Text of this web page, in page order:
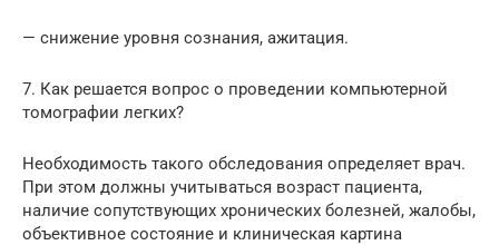
— снижение уровня сознания, ажитация.
7. Как решается вопрос о проведении компьютерной
томографии легких?
Необходимость такого обследования определяет врач.
При этом должны учитываться возраст пациента,
наличие сопутствующих хронических болезней, жалобы,
объективное состояние и клиническая картина